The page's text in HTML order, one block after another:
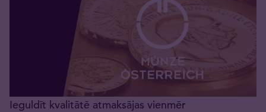
Ieguldīt kvalitātē atmaksājas vienmēr